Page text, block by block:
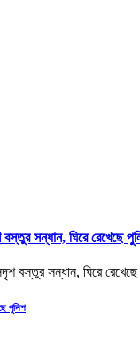
সন্ধান, ঘিরে রেখেছে
পুলিশ